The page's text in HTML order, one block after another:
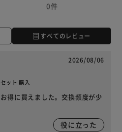
0件
すべてのレビュー
2026/08/06
ット 購入
得に買えました。交換頻度が少
役に立った